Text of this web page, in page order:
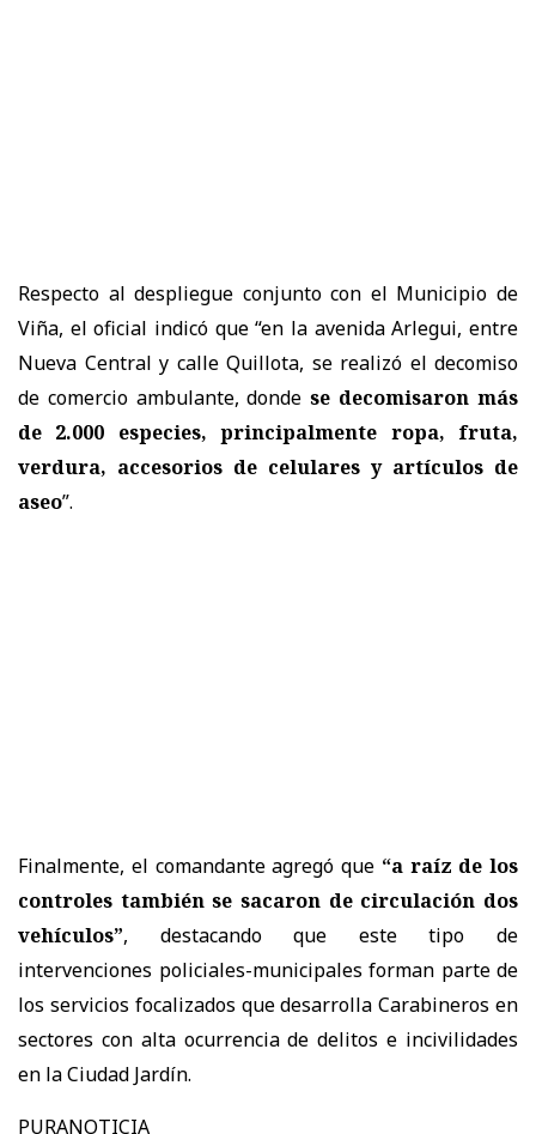
Respecto al despliegue conjunto con el Municipio de
Viña, el oficial indicó que “en la avenida Arlegui, entre
Nueva Central y calle Quillota, se realizó el decomiso
de comercio ambulante, dondese decomisaron más
de 2.000 especies, principalmente ropa, fruta,
verdura, accesorios de celulares y artículos de
aseo”.
Finalmente, el comandante agregó que “a raíz de los
controles también se sacaron de circulación dos
vehículos”, destacando que este tipo de
intervenciones policiales-municipales forman parte de
los servicios focalizados que desarrolla Carabineros en
sectores con alta ocurrencia de delitos e incivilidades
en la Ciudad Jardín.
PURANOTICIA